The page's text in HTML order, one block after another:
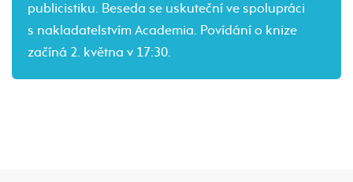
publicistiku. Beseda se uskuteční ve spolupráci
s nakladatelstvím Academia. Povídání o knize
začíná 2. května v 17:30.